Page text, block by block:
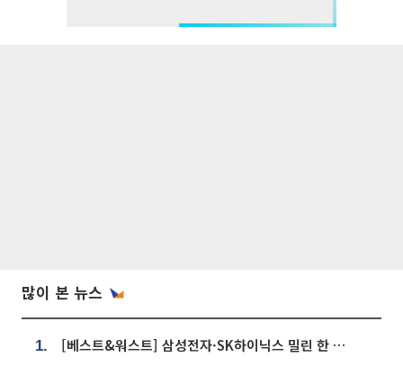
많이 본 뉴스
1. [베스트&워스트] 삼성전자·SK하이닉스 밀린 한 주…상상인증권은 85% 급등